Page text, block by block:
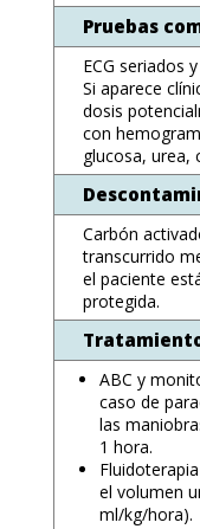
Pruebas
ECG seriados
Si aparece
dosis
con
glucosa, urea,
Carbón
transcurrido
el paciente
protegida.
ABC y
caso de
las
1 hora.
el volumen
ml/kg/hora).